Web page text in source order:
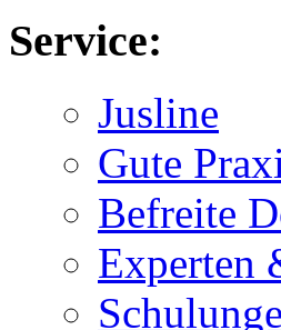
Service:
Jusline
Gute
Befreite
Experten